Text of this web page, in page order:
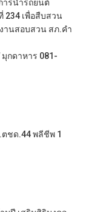
ารนำรถยนต์
234 เพื่อสืบสวน
านสอบสวน สภ.คำ
ดาหาร 081-
ชด.44 พลีชีพ 1